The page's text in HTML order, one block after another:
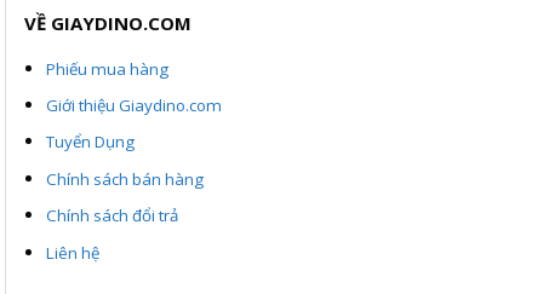
VỀ GIAYDINO.COM
Phiếu mua hàng
Giới thiệu Giaydino.com
Tuyển Dụng
Chính sách bán hàng
Chính sách đổi trả
Liên hệ